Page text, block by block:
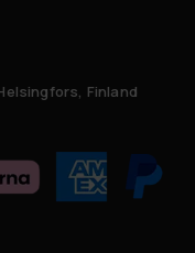
Finland